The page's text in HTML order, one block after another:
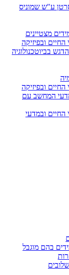
ע"ש שמוניס
מצטיינים
ובפיזיקה
בביוטכנולוגיה
ובפיזיקה
המחשב עם
החיים ובמדעי
בהם מוגבל